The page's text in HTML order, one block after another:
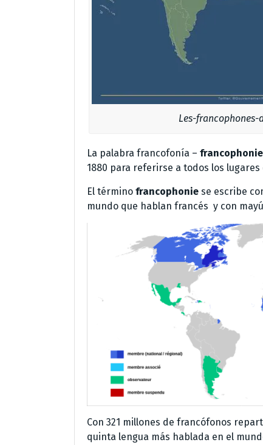
Les-
La palabra francofonía – francophonie
1880 para referirse a todos los
El término francophonie se escribe
mundo que hablan francés y con
Con 321 millones de francófonos
quinta lengua más hablada en el